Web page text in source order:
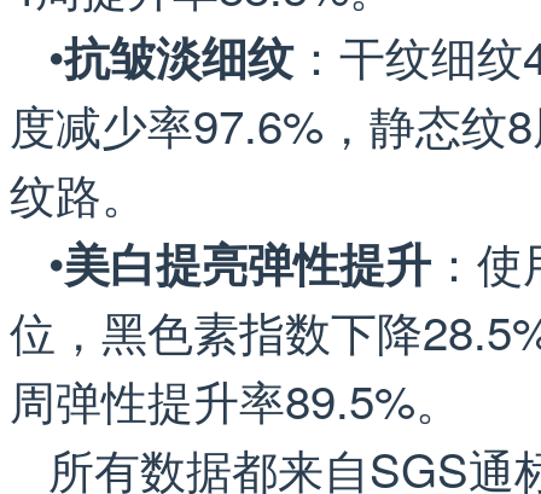
•抗皱淡细纹：干纹细纹
度减少率97.6%，静态纹
纹路。
•美白提亮弹性提升 ：
位，黑色素指数下降
周弹性提升率89.5%。
所有数据都来自SGS通